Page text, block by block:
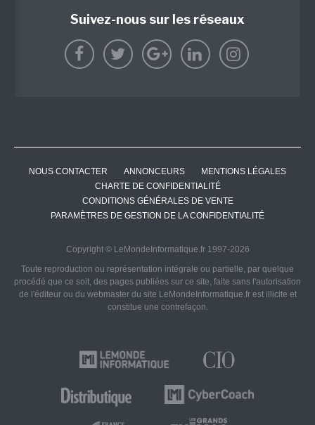
Suivez-nous sur les réseaux
NOUS CONTACTER ANNONCEURS
MENTIONS LÉGALES
CHARTE DE CONFIDENTIALITÉ
CONDITIONS GÉNÉRALES DE VENTE
PARAMÈTRES DE GESTION DE LA CONFIDENTIALITÉ
Copyright © LeMondeInformatique.fr 1997-2026
Toute reproduction ou représentation intégrale ou partielle, par quelque
procédé que ce soit, des pages publiées sur ce site, faite sans l'autorisation
de l'éditeur ou du webmaster du site LeMondeInformatique.fr est illicite et
constitue une contrefaçon.